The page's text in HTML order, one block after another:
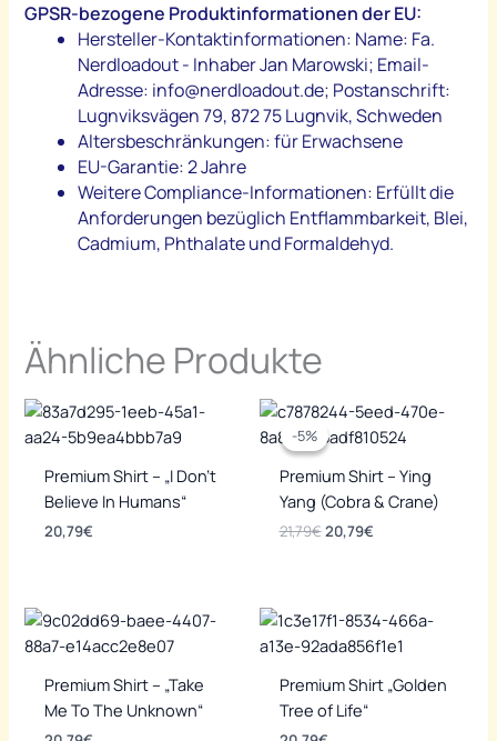
GPSR-bezogene Produktinformationen der EU:
Hersteller-Kontaktinformationen: Name: Fa.
Nerdloadout - Inhaber Jan Marowski; Email-
Adresse: info@nerdloadout.de; Postanschrift:
Lugnviksvägen 79, 872 75 Lugnvik, Schweden
Altersbeschränkungen: für Erwachsene
EU-Garantie: 2 Jahre
Weitere Compliance-Informationen: Erfüllt die
Anforderungen bezüglich Entflammbarkeit, Blei,
Cadmium, Phthalate und Formaldehyd.
Ähnliche Produkte
Premium Shirt – „I Don’t
Believe In Humans“
20,79€
-5%
-5%
Premium Shirt – Ying
Yang (Cobra & Crane)
21,79€Ursprünglicher
20,79€Aktueller
Premium Shirt – „Take
Me To The Unknown“
Premium Shirt „Golden
Tree of Life“